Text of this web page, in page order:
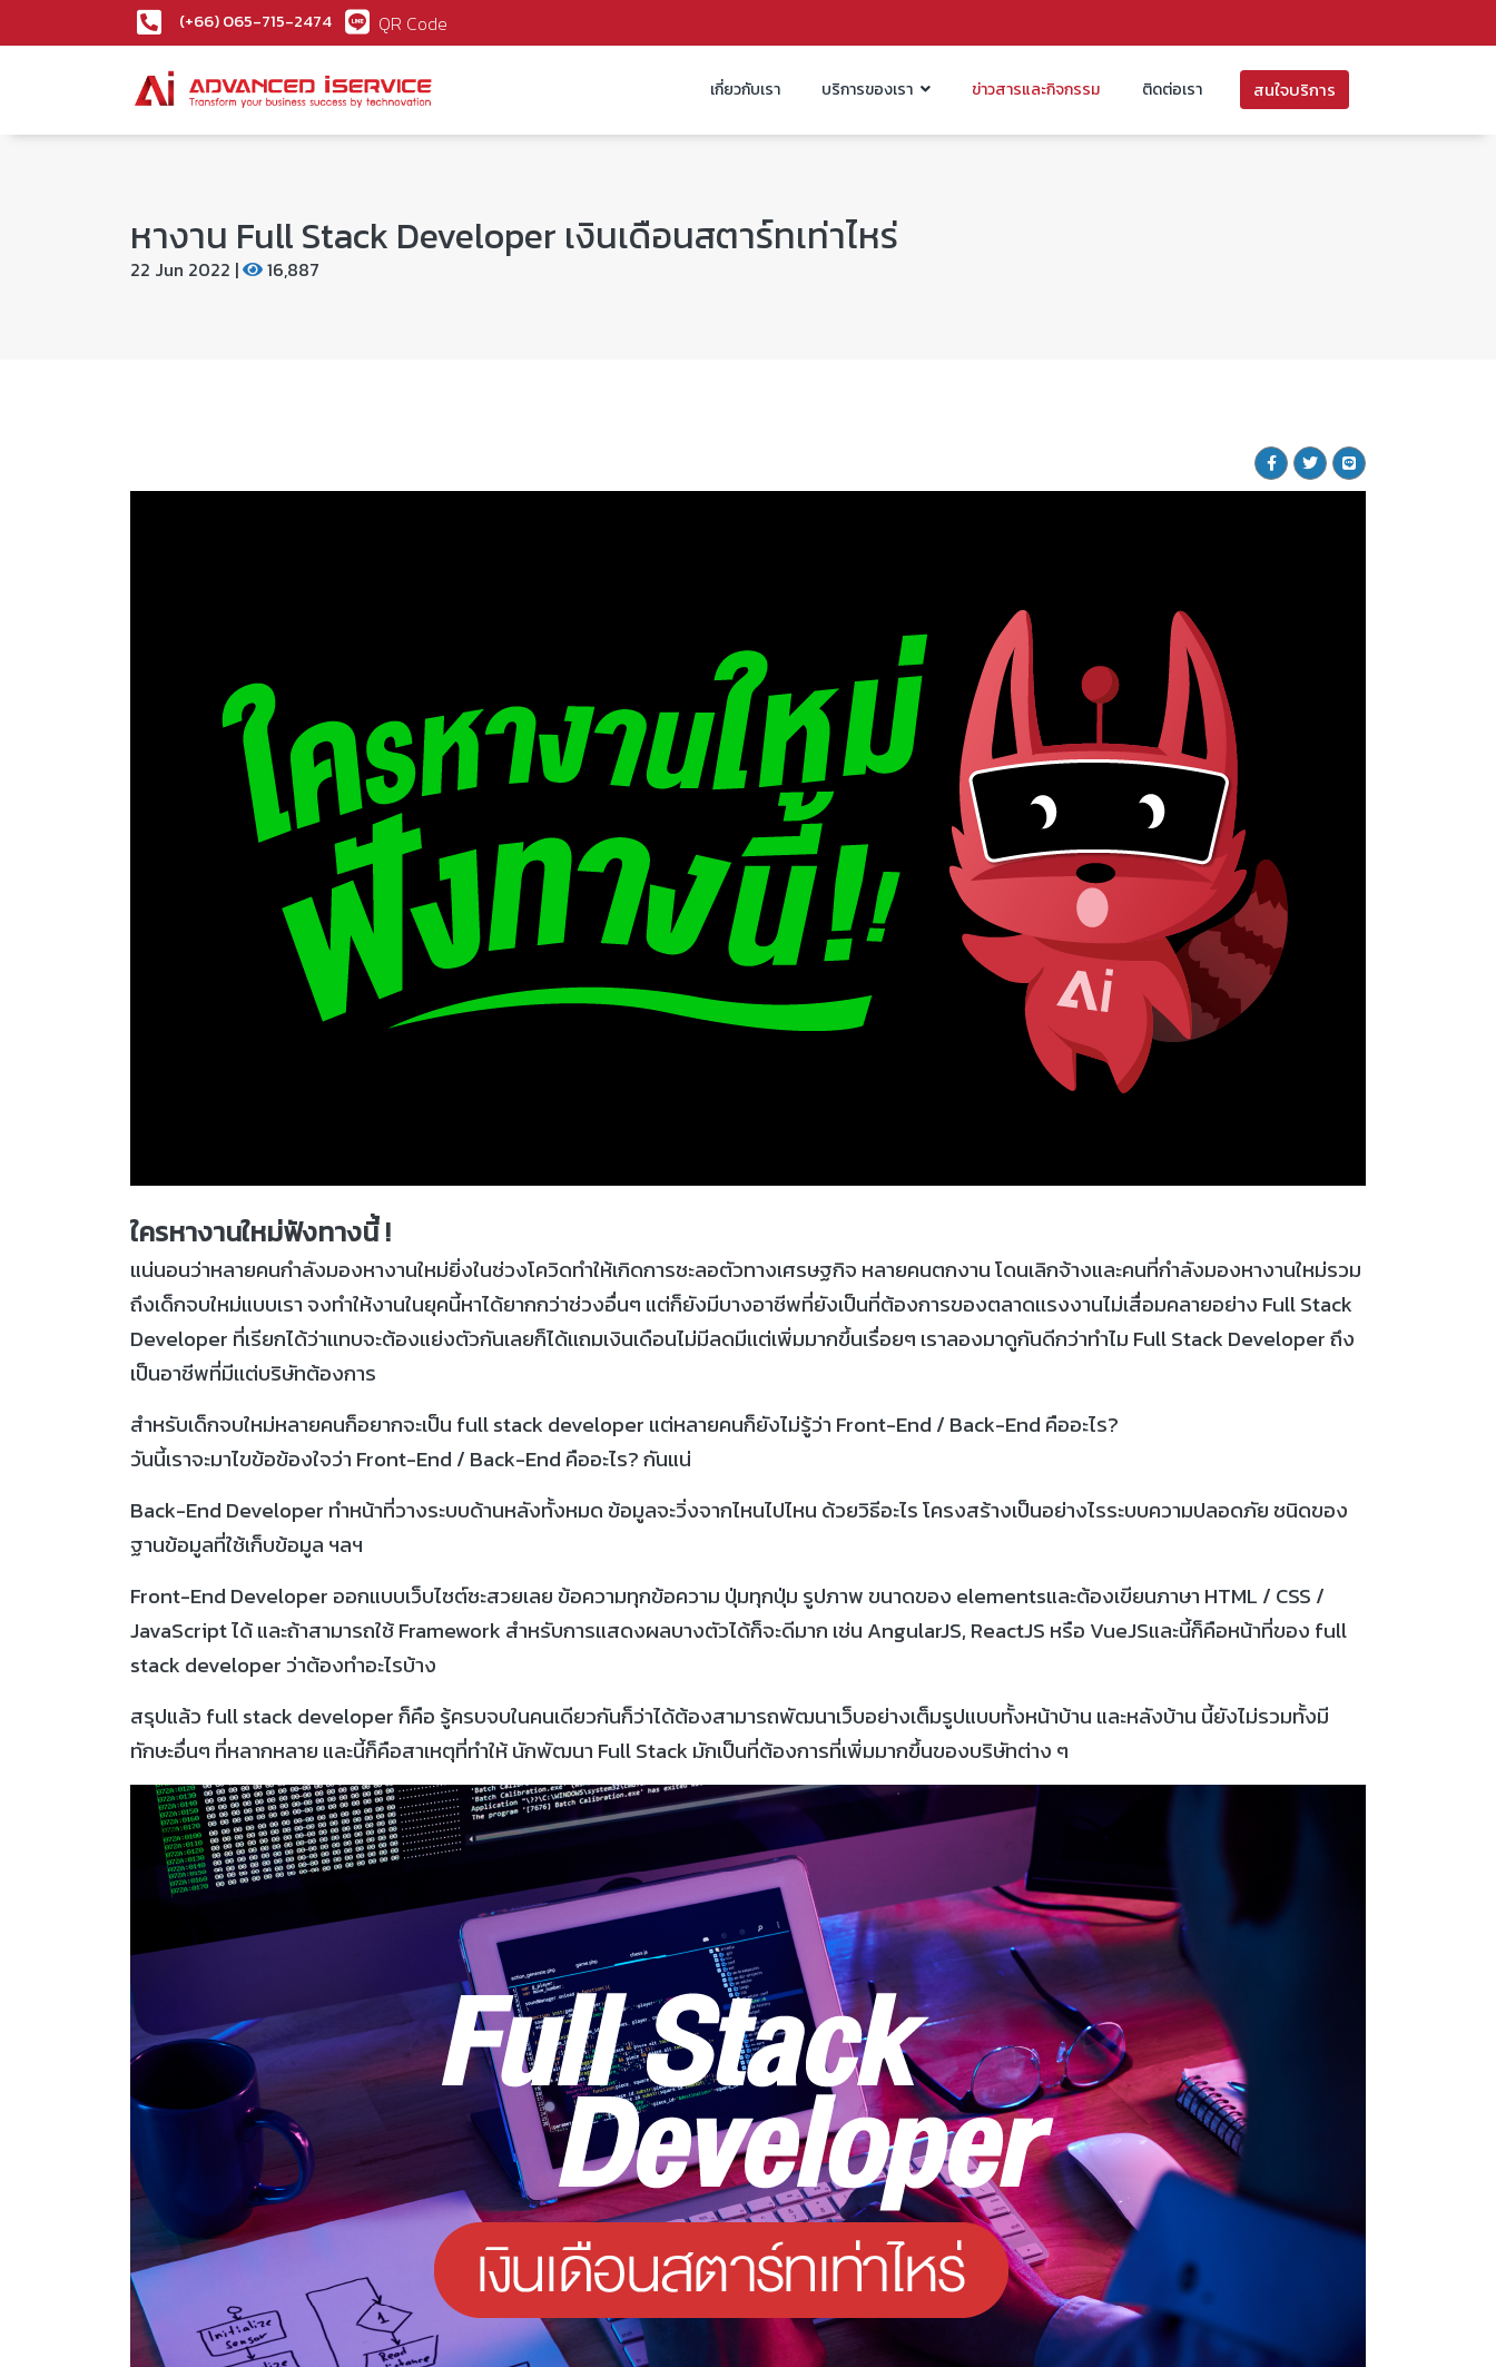
(+66) 065-715-2474 QR Code
เกี่ยวกับเรา บริการของเรา ข่าวสารและกิจกรรม ติดต่อเรา สนใจบริการ
หางาน Full Stack Developer เงินเดือนสตาร์ทเท่าไหร่
22 Jun 2022 | 16,887
ใครหางานใหม่ฟังทางนี้ !
แน่นอนว่าหลายคนกำลังมองหางานใหม่ยิ่งในช่วงโควิดทำให้เกิดการชะลอตัวทางเศรษฐกิจ หลายคนตกงาน โดนเลิกจ้างและคนที่กำลังมองหางานใหม่รวม
ถึงเด็กจบใหม่แบบเรา จงทำให้งานในยุคนี้หาได้ยากกว่าช่วงอื่นๆ แต่ก็ยังมีบางอาชีพที่ยังเป็นที่ต้องการของตลาดเเรงงานไม่เสื่อมคลายอย่าง Full Stack
Developer ที่เรียกได้ว่าเเทบจะต้องแย่งตัวกันเลยก็ได้เเถมเงินเดือนไม่มีลดมีเเต่เพิ่มมากขึ้นเรื่อยๆ เราลองมาดูกันดีกว่าทำไม Full Stack Developer ถึง
เป็นอาชีพที่มีเเต่บริษัทต้องการ
สำหรับเด็กจบใหม่หลายคนก็อยากจะเป็น full stack developer แต่หลายคนก็ยังไม่รู้ว่า Front-End / Back-End คืออะไร?
วันนี้เราจะมาไขข้อข้องใจว่า Front-End / Back-End คืออะไร? กันแน่
Back-End Developer ทำหน้าที่วางระบบด้านหลังทั้งหมด ข้อมูลจะวิ่งจากไหนไปไหน ด้วยวิธีอะไร โครงสร้างเป็นอย่างไรระบบความปลอดภัย ชนิดของ
ฐานข้อมูลที่ใช้เก็บข้อมูล ฯลฯ
Front-End Developer ออกแบบเว็บไซต์ซะสวยเลย ข้อความทุกข้อความ ปุ่มทุกปุ่ม รูปภาพ ขนาดของ elementsและต้องเขียนภาษา HTML / CSS /
JavaScript ได้ และถ้าสามารถใช้ Framework สำหรับการแสดงผลบางตัวได้ก็จะดีมาก เช่น AngularJS, ReactJS หรือ VueJSและนี้ก็คือหน้าที่ของ full
stack developer ว่าต้องทำอะไรบ้าง
สรุปแล้ว full stack developer ก็คือ รู้ครบจบในคนเดียวกันก็ว่าได้ต้องสามารถพัฒนาเว็บอย่างเต็มรูปแบบทั้งหน้าบ้าน และหลังบ้าน นี้ยังไม่รวมทั้งมี
ทักษะอื่นๆ ที่หลากหลาย และนี้ก็คือสาเหตุที่ทำให้ นักพัฒนา Full Stack มักเป็นที่ต้องการที่เพิ่มมากขึ้นของบริษัทต่าง ๆ